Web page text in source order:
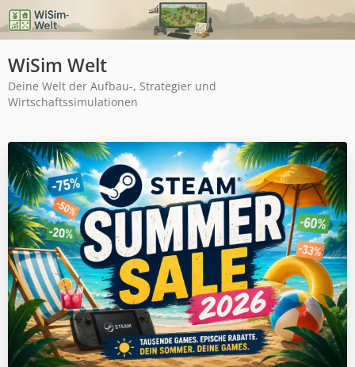
WiSim Welt
Deine Welt der Aufbau-, Strategier und
Wirtschaftssimulationen